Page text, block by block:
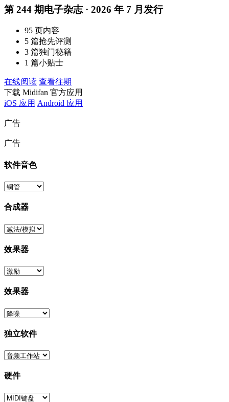
第 244 期电子杂志 · 2026 年 7 月发行
95 页内容
5 篇抢先评测
3 篇独门秘籍
1 篇小贴士
在线阅读 查看往期
下载 Midifan 官方应用
iOS 应用 Android 应用
广告
广告
软件音色
合成器
效果器
效果器
独立软件
硬件